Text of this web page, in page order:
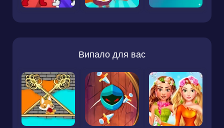
Випало для вас